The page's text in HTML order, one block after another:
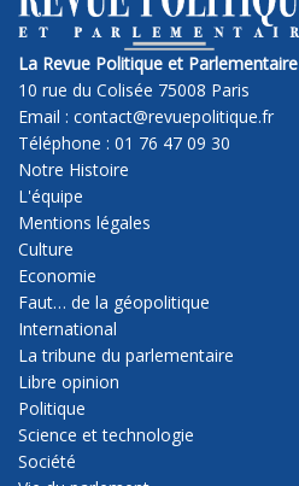
La Revue Politique et Parlementaire
10 rue du Colisée 75008 Paris
Email : contact@revuepolitique.fr
Téléphone : 01 76 47 09 30
Notre Histoire
L'équipe
Mentions légales
Culture
Economie
Faut… de la géopolitique
International
La tribune du parlementaire
Libre opinion
Politique
Science et technologie
Société